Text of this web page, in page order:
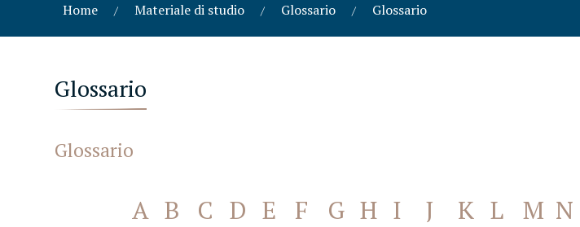
Home Materiale di studio Glossario Glossario
Glossario
Glossario
A B C D E F G H I J K L M N